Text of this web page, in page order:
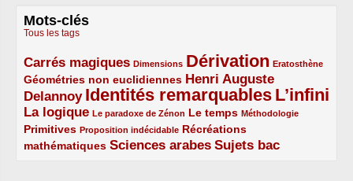
Mots-clés
Tous les tags
Carrés magiques
3/5 Dimensions
1/5 Dérivation
5/5 Eratosthène
1/5
Géométries non euclidiennes
2/5
Henri Auguste
Delannoy
3/5 Identités remarquables
5/5 L’infini
5/5
La logique
3/5 Le paradoxe de Zénon
1/5 Le temps
2/5 Méthodologie
1/5
Primitives
2/5 Proposition indécidable
1/5
Récréations
mathématiques
2/5 Sciences arabes
3/5 Sujets bac
3/5